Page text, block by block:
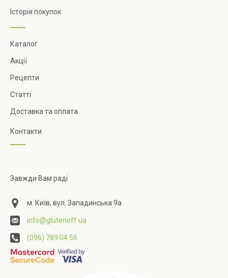
Історія покупок
Каталог
Акції
Рецепти
Статті
Доставка та оплата
Контакти
Завжди Вам раді
м. Київ, вул. Западинська 9а
info@glutenoff.ua
(096) 789 04 56